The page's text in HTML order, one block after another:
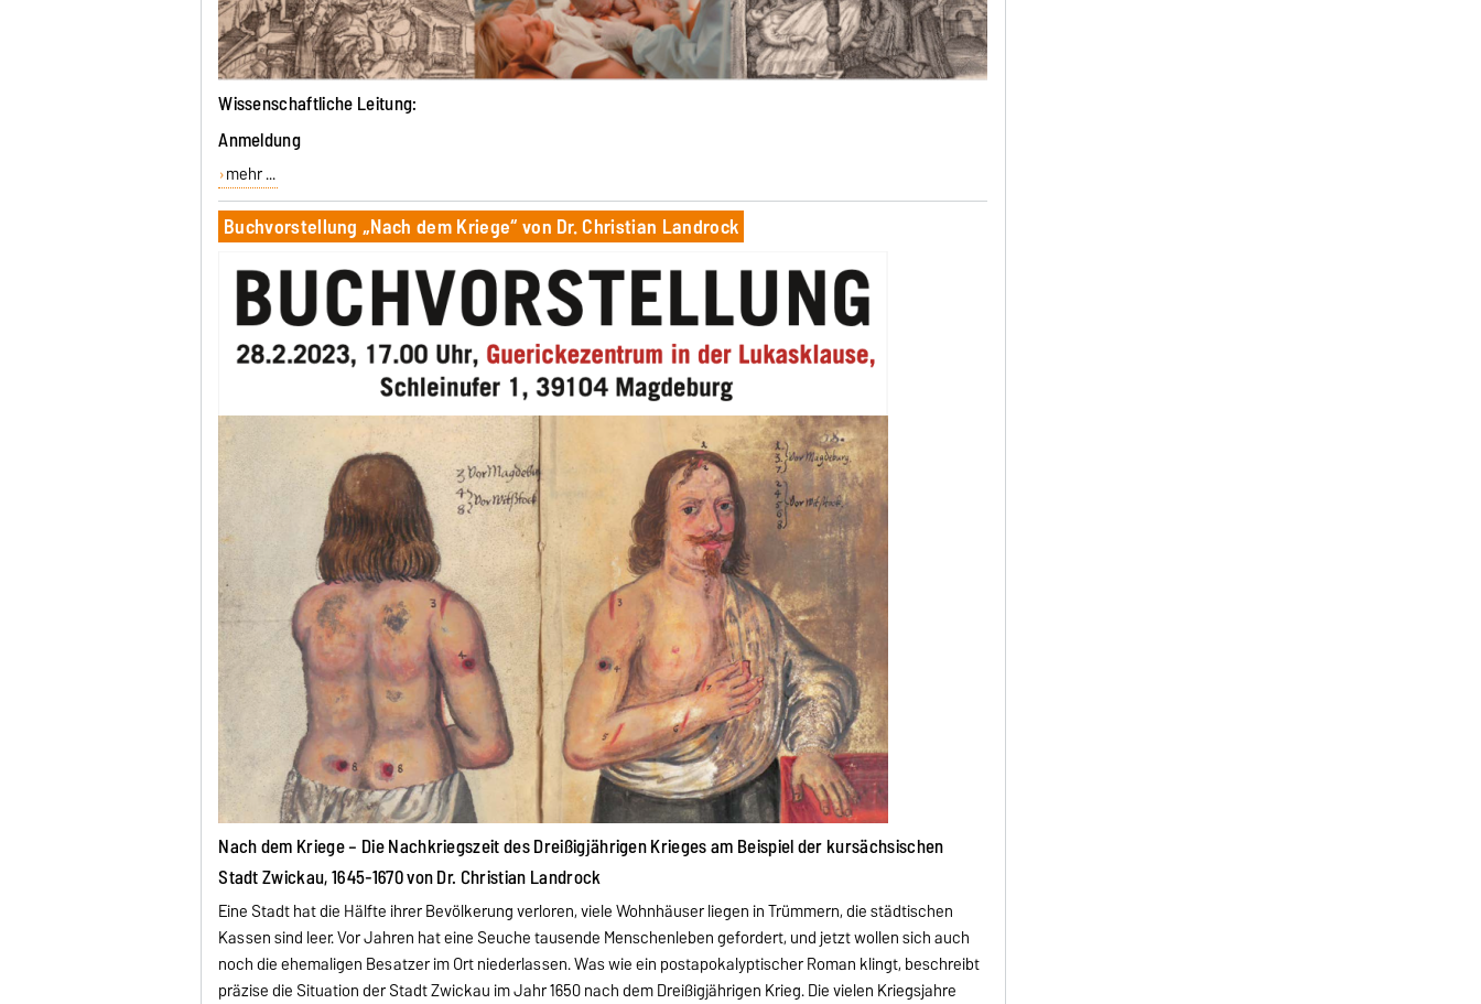
Wissenschaftliche Leitung:
Anmeldung
mehr ...
Buchvorstellung „Nach dem Kriege“ von Dr. Christian Landrock
Nach dem Kriege – Die Nachkriegszeit des Dreißigjährigen Krieges am Beispiel der kursächsischen
Stadt Zwickau, 1645-1670 von Dr. Christian Landrock
Eine Stadt hat die Hälfte ihrer Bevölkerung verloren, viele Wohnhäuser liegen in Trümmern, die städti­schen
Kassen sind leer. Vor Jahren hat eine Seuche tausende Menschenleben gefordert, und jetzt wollen sich auch
noch die ehemaligen Besatzer im Ort niederlassen. Was wie ein postapokalyptischer Roman klingt, beschreibt
präzise die Situation der Stadt Zwickau im Jahr 1650 nach dem Dreißigjährigen Krieg. Die vielen Kriegsjahre